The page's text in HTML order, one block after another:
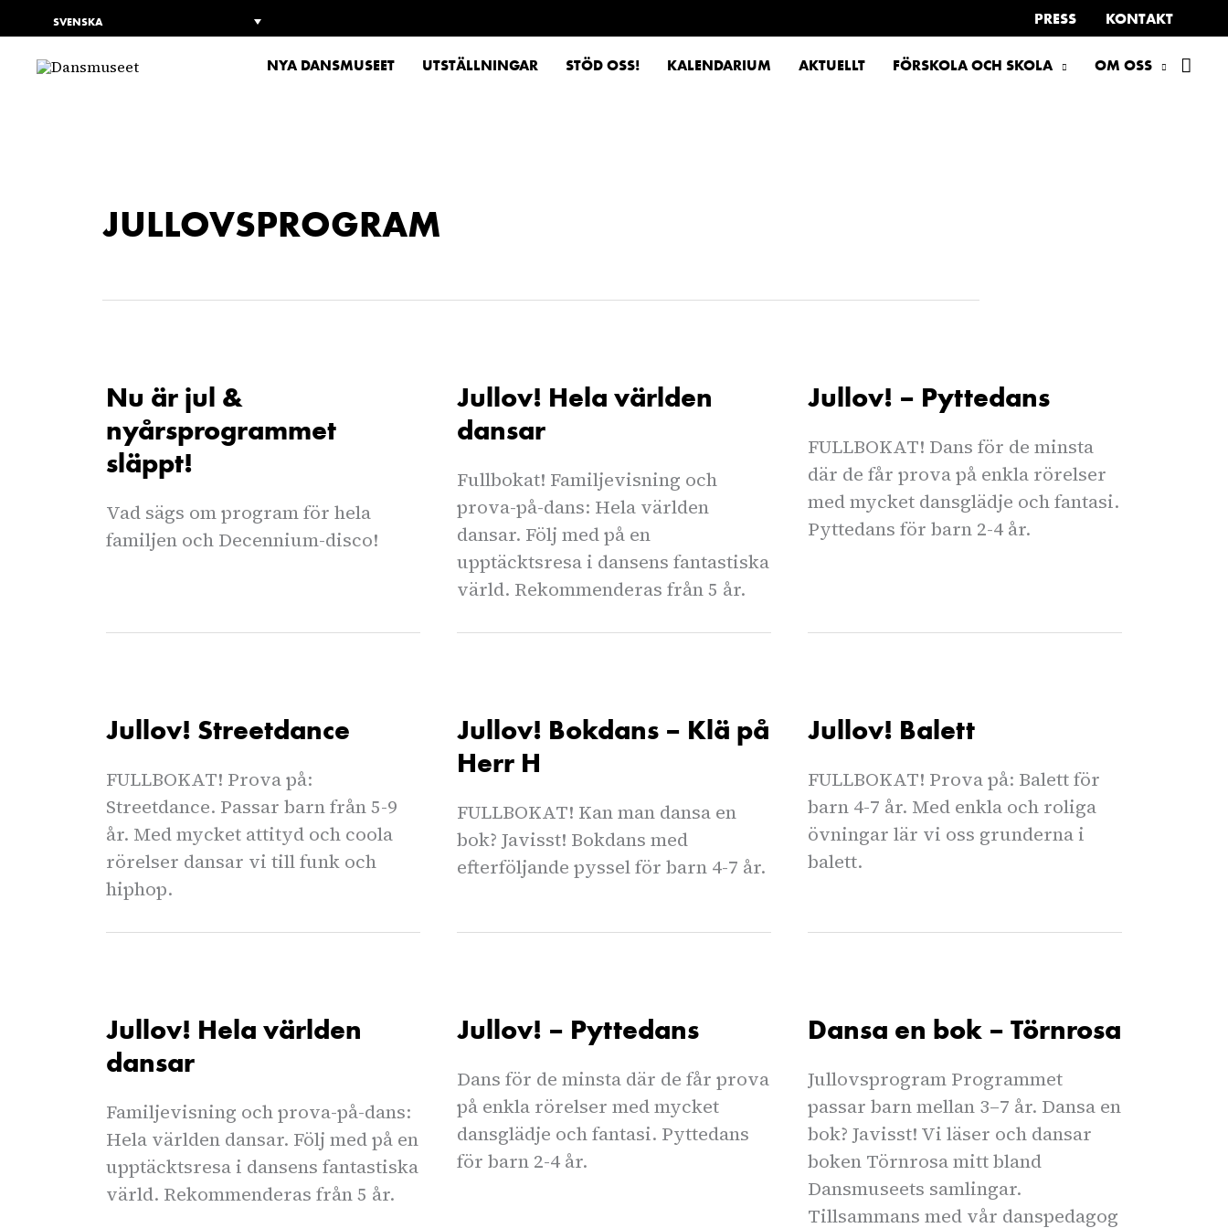
SVENSKA PRESS KONTAKT
NYA DANSMUSEET UTSTÄLLNINGAR STÖD OSS! KALENDARIUM AKTUELLT FÖRSKOLA OCH SKOLA OM OSS SÖK
JULLOVSPROGRAM
Nu är jul &
nyårsprogrammet
släppt!
Vad sägs om program för hela
familjen och Decennium-disco!
Jullov! Hela världen
dansar
Fullbokat! Familjevisning och
prova-på-dans: Hela världen
dansar. Följ med på en
upptäcktsresa i dansens fantastiska
värld. Rekommenderas från 5 år.
Jullov! – Pyttedans
FULLBOKAT! Dans för de minsta
där de får prova på enkla rörelser
med mycket dansglädje och fantasi.
Pyttedans för barn 2-4 år.
Jullov! Streetdance
FULLBOKAT! Prova på:
Streetdance. Passar barn från 5-9
år. Med mycket attityd och coola
rörelser dansar vi till funk och
hiphop.
Jullov! Bokdans – Klä på
Herr H
FULLBOKAT! Kan man dansa en
bok? Javisst! Bokdans med
efterföljande pyssel för barn 4-7 år.
Jullov! Balett
FULLBOKAT! Prova på: Balett för
barn 4-7 år. Med enkla och roliga
övningar lär vi oss grunderna i
balett.
Jullov! Hela världen
dansar
Familjevisning och prova-på-dans:
Hela världen dansar. Följ med på en
upptäcktsresa i dansens fantastiska
värld. Rekommenderas från 5 år.
Jullov! – Pyttedans
Dans för de minsta där de får prova
på enkla rörelser med mycket
dansglädje och fantasi. Pyttedans
för barn 2-4 år.
Dansa en bok – Törnrosa
Jullovsprogram Programmet
passar barn mellan 3–7 år. Dansa en
bok? Javisst! Vi läser och dansar
boken Törnrosa mitt bland
Dansmuseets samlingar.
Tillsammans med vår danspedagog